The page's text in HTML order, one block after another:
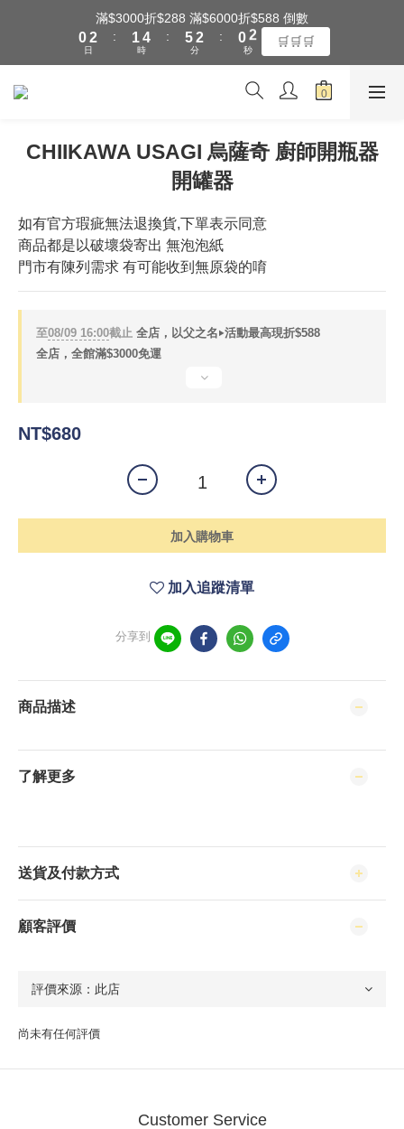
全館滿$3000享『超商』免運費
滿$3000折$288 滿$6000折$588 倒數
0
3
2
1
日
:
2
1
0
5
4
3
時
:
6
5
4
3
2
1
分
:
1
0
2
1
秒
🛒🛒🛒
全館滿$3000享『超商』免運費
CHIIKAWA USAGI 烏薩奇 廚師開瓶器
開罐器
如有官方瑕疵無法退換貨,下單表示同意
商品都是以破壞袋寄出 無泡泡紙
門市有陳列需求 有可能收到無原袋的唷
至08/09 16:00截止 全店，以父之名‣活動最高現折$588
全店，全館滿$3000免運
NT$680
加入購物車
加入追蹤清單
分享到
商品描述
了解更多
送貨及付款方式
顧客評價
尚未有任何評價
Customer Service